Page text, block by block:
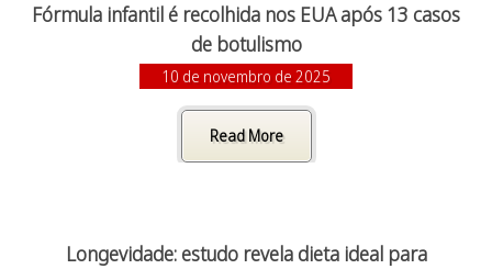
Fórmula infantil é recolhida nos EUA após 13 casos
de botulismo
10 de novembro de 2025
Read More
Longevidade: estudo revela dieta ideal para